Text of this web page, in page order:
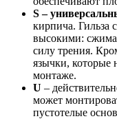
S –
кирпича. Гильза
высокими:
силу трения.
язычки, которые
монтаже.
U –
может
пустотелые